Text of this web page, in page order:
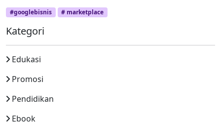
#googlebisnis # marketplace
Kategori
Edukasi
Promosi
Pendidikan
Ebook